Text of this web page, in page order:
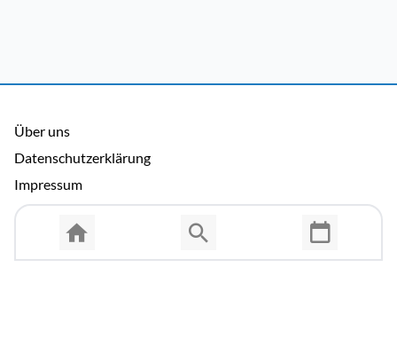
Über uns
Datenschutzerklärung
Impressum
Allgemeine Nutzungsbedingungen